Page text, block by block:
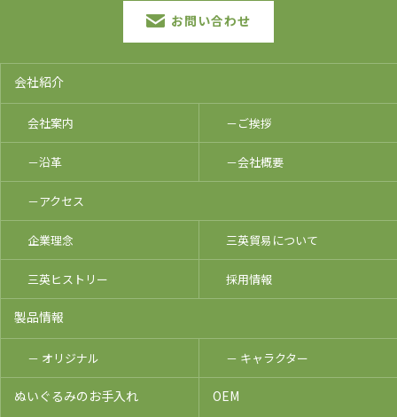
お問い合わせ
会社紹介
会社案内 －ご挨拶
－沿革 －会社概要
－アクセス
企業理念 三英貿易について
三英ヒストリー 採用情報
製品情報
－ オリジナル － キャラクター
ぬいぐるみのお手入れ OEM